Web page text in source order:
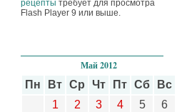
рецепты требует для просмотра
Flash Player 9 или выше.
Май 2012
Пн
Вт Ср Чт Пт Сб Вс
1 2 3 4 5
6